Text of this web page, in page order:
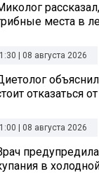
места в
| 08 августа 2026
отказаться
| 08 августа 2026
в